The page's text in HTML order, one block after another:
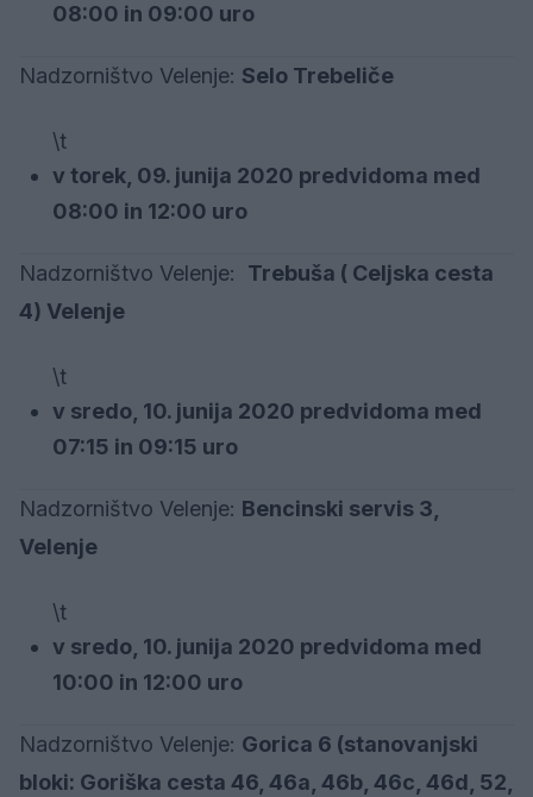
08:00 in 09:00 uro
Nadzorništvo Velenje: Selo Trebeliče
\t
v torek, 09. junija 2020 predvidoma med
08:00 in 12:00 uro
Nadzorništvo Velenje: Trebuša ( Celjska cesta
4) Velenje
\t
v sredo, 10. junija 2020 predvidoma med
07:15 in 09:15 uro
Nadzorništvo Velenje: Bencinski servis 3,
Velenje
\t
v sredo, 10. junija 2020 predvidoma med
10:00 in 12:00 uro
Nadzorništvo Velenje: Gorica 6 (stanovanjski
bloki: Goriška cesta 46, 46a, 46b, 46c, 46d, 52,